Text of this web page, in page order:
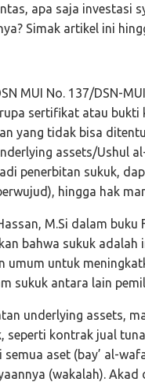
apa saja investasi
Simak artikel ini
MUI No. 137/DSN-
sertifikat atau
yang tidak bisa
assets/Ushul
penerbitan sukuk,
hingga hak
M.Si dalam
bahwa sukuk
umum untuk
sukuk antara lain
underlying assets,
seperti kontrak jual
semua aset (bay’ al-
(wakalah).